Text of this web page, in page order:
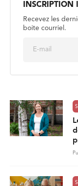
INSCRIPTION
Recevez les
boite courriel.